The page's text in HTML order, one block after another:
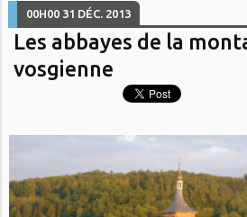
00H00 31 DÉC. 2013
Les abbayes de la
vosgienne